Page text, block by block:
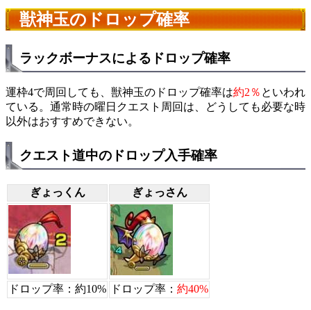
獣神玉のドロップ確率
ラックボーナスによるドロップ確率
運枠4で周回しても、獣神玉のドロップ確率は約2％ といわれ
ている。通常時の曜日クエスト周回は、どうしても必要な時
以外はおすすめできない。
クエスト道中のドロップ入手確率
ぎょっくん ぎょっさん
ドロップ率：約10% ドロップ率： 約40%